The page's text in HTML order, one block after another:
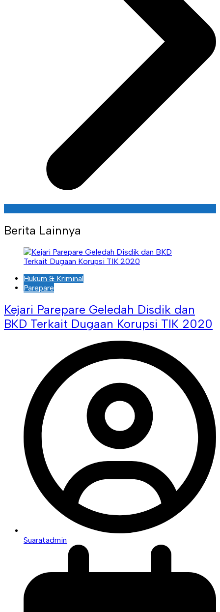
Berita Lainnya
Hukum & Kriminal
Parepare
Kejari Parepare Geledah Disdik dan
BKD Terkait Dugaan Korupsi TIK 2020
Suaratadmin